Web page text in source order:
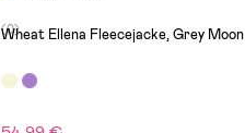
(0)
Wheat Ellena Fleecejacke, Grey Moon